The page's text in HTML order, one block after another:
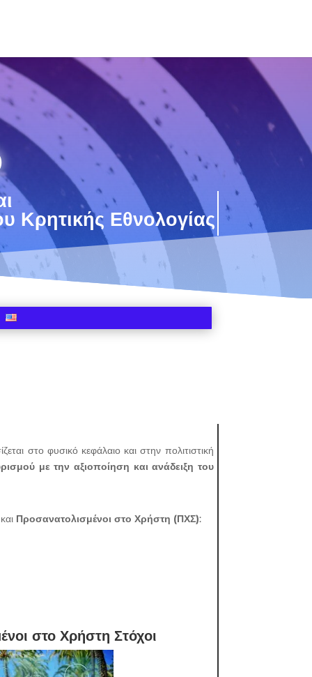
Κρητικής Εθνολογίας
στο φυσικό κεφάλαιο και στην πολιτιστική
με την αξιοποίηση και ανάδειξη του
Προσανατολισμένοι στο Χρήστη (ΠΧΣ):
στο Χρήστη Στόχοι